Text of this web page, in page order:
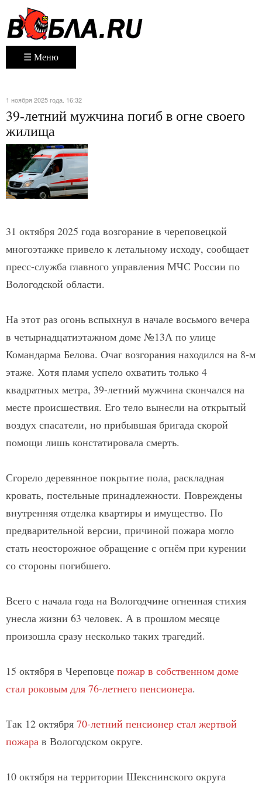
☰ Меню
1 ноября 2025 года. 16:32
39-летний мужчина погиб в огне своего
жилища
31 октября 2025 года возгорание в череповецкой
многоэтажке привело к летальному исходу, сообщает
пресс-служба главного управления МЧС России по
Вологодской области.
На этот раз огонь вспыхнул в начале восьмого вечера
в четырнадцатиэтажном доме №13А по улице
Командарма Белова. Очаг возгорания находился на 8-м
этаже. Хотя пламя успело охватить только 4
квадратных метра, 39-летний мужчина скончался на
месте происшествия. Его тело вынесли на открытый
воздух спасатели, но прибывшая бригада скорой
помощи лишь констатировала смерть.
Сгорело деревянное покрытие пола, раскладная
кровать, постельные принадлежности. Повреждены
внутренняя отделка квартиры и имущество. По
предварительной версии, причиной пожара могло
стать неосторожное обращение с огнём при курении
со стороны погибшего.
Всего с начала года на Вологодчине огненная стихия
унесла жизни 63 человек. А в прошлом месяце
произошла сразу несколько таких трагедий.
15 октября в Череповце пожар в собственном доме
стал роковым для 76-летнего пенсионера.
Так 12 октября 70-летний пенсионер стал жертвой
пожара в Вологодском округе.
10 октября на территории Шекснинского округа